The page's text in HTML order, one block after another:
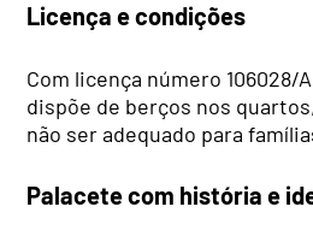
Licença e condições
Com licença número 106028/
dispõe de berços nos
não ser adequado para
Palacete com história e